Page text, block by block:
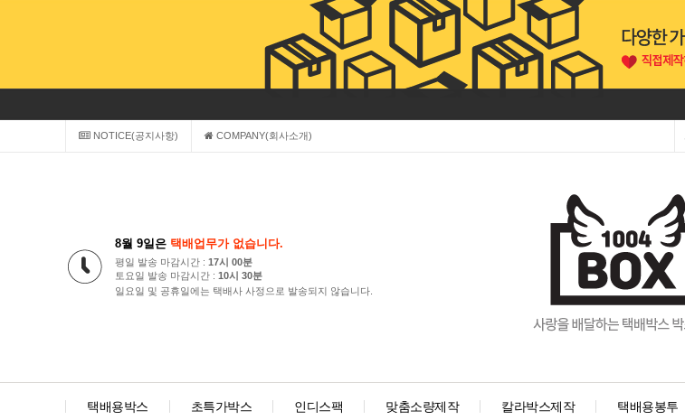
NOTICE(공지사항) COMPANY(회사소개)
8월 9일은 택배업무가 없습니다.
평일 발송 마감시간 : 17시 00분
토요일 발송 마감시간 : 10시 30분
일요일 및 공휴일에는 택배사 사정으로 발송되지 않습니다.
택배용박스 초특가박스 인디스팩 맞춤소량제작 칼라박스제작 택배용봉투